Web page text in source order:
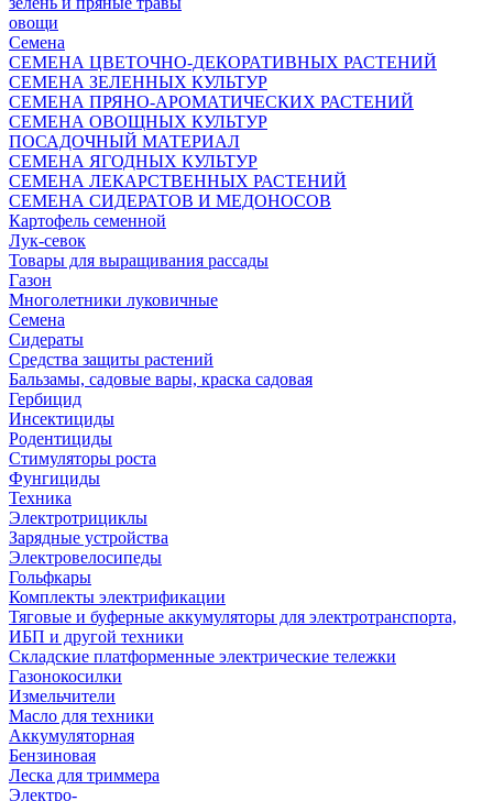
овощи
Семена
СЕМЕНА ЦВЕТОЧНО-ДЕКОРАТИВНЫХ РАСТЕНИЙ
СЕМЕНА ЗЕЛЕННЫХ КУЛЬТУР
СЕМЕНА ПРЯНО-АРОМАТИЧЕСКИХ РАСТЕНИЙ
СЕМЕНА ОВОЩНЫХ КУЛЬТУР
ПОСАДОЧНЫЙ МАТЕРИАЛ
СЕМЕНА ЯГОДНЫХ КУЛЬТУР
СЕМЕНА ЛЕКАРСТВЕННЫХ РАСТЕНИЙ
СЕМЕНА СИДЕРАТОВ И МЕДОНОСОВ
Картофель семенной
Лук-севок
Товары для выращивания рассады
Газон
Многолетники луковичные
Семена
Сидераты
Средства защиты растений
Бальзамы, садовые вары, краска садовая
Гербицид
Инсектициды
Родентициды
Стимуляторы роста
Фунгициды
Техника
Электротрициклы
Зарядные устройства
Электровелосипеды
Гольфкары
Комплекты электрификации
Тяговые и буферные аккумуляторы для электротранспорта,
ИБП и другой техники
Складские платформенные электрические тележки
Газонокосилки
Измельчители
Масло для техники
Аккумуляторная
Бензиновая
Леска для триммера
Электро-